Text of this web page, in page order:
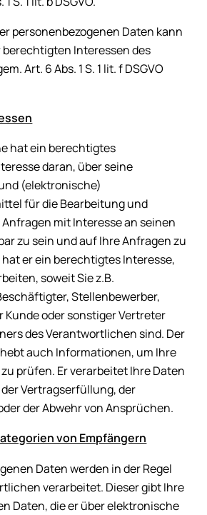
personenbezogenen Daten kann
Interessen des
Art. 6 Abs. 1 S. 1 lit. f DSGVO
hat ein berechtigtes
daran, über seine
(elektronische)
für die Bearbeitung und
mit Interesse an seinen
zu sein und auf Ihre Anfragen zu
er ein berechtigtes Interesse,
soweit Sie z.B.
Stellenbewerber,
Kunde oder sonstiger Vertreter
des Verantwortlichen sind. Der
auch Informationen, um Ihre
prüfen. Er verarbeitet Ihre Daten
Vertragserfüllung, der
der Abwehr von Ansprüchen.
von Empfängern
Daten werden in der Regel
verarbeitet. Dieser gibt Ihre
Daten, die er über elektronische